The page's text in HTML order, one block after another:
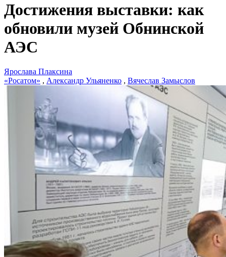
Достижения выставки: как
обновили музей Обнинской
АЭС
Ярослава Плаксина
«Росатом» , Александр Ульяненко , Вячеслав Замыслов